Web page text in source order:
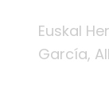
Euskal
García,